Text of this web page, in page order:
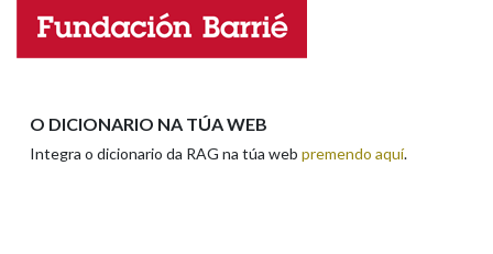
OUTRAS OPCIÓNS DE BUSCA
Pertence a
Nome
O DICIONARIO NA TÚA WEB
Integra o dicionario da RAG na túa web premendo aquí.